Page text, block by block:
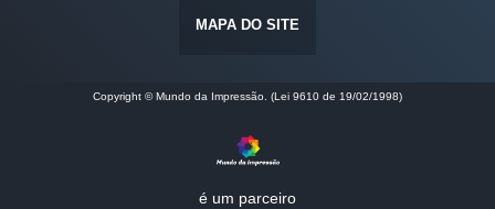
MAPA DO SITE
Copyright © Mundo da Impressão. (Lei 9610 de 19/02/1998)
é um parceiro